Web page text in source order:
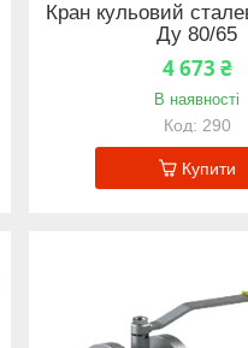
Кран кульовий
Ду 80/65
4 673 ₴
В наявності
290
Купити